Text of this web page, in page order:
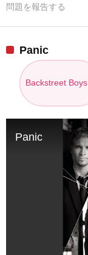
問題を報告する
Panic
Backstreet Boys
Panic